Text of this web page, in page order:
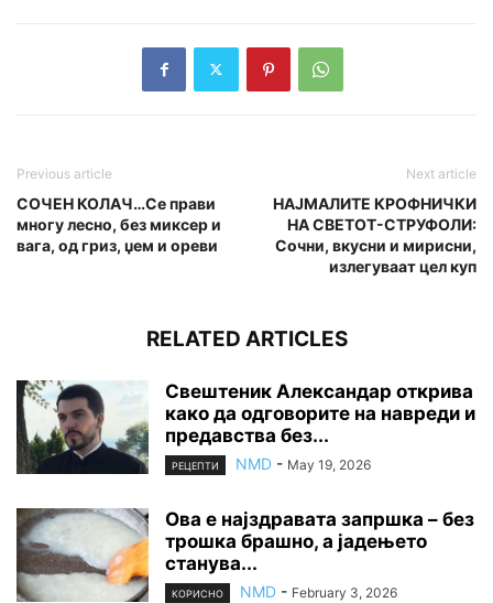
Previous article
СОЧЕН КОЛАЧ…Се прави
многу лесно, без миксер и
вага, од гриз, џем и ореви
Next article
НАЈМАЛИТЕ КРОФНИЧКИ
НА СВЕТОТ-СТРУФОЛИ:
Сочни, вкусни и мирисни,
излегуваат цел куп
RELATED ARTICLES
Свештеник Александар открива
како да одговорите на навреди и
предавства без...
РЕЦЕПТИ NMD - May 19, 2026
Ова е најздравата запршка – без
трошка брашно, а јадењето
станува...
КОРИСНО NMD - February 3, 2026